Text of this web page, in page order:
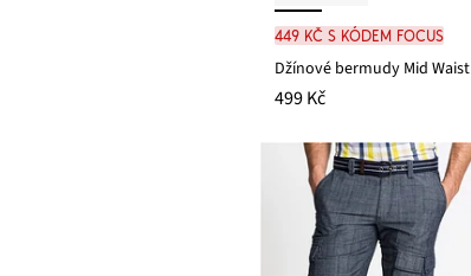
449 Kč s kódem FOCUS
Džínové bermudy Mid Waist
499 Kč